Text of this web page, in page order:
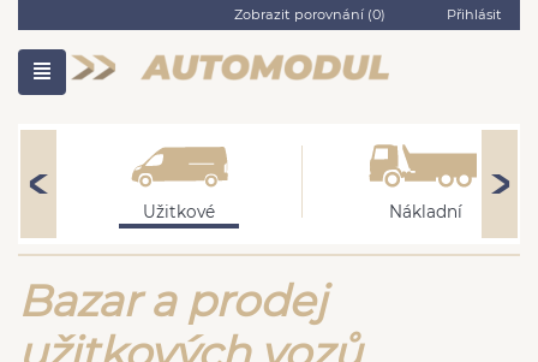
Zobrazit porovnání (0) Přihlásit
Užitkové Nákladní
Bazar a prodej